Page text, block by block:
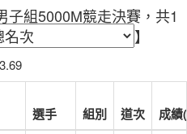
子組5000M競走決賽，共1
】
選手 組別 道次 成績